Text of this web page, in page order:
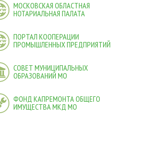
МОСКОВСКАЯ ОБЛАСТНАЯ
НОТАРИАЛЬНАЯ ПАЛАТА
ПОРТАЛ КООПЕРАЦИИ
ПРОМЫШЛЕННЫХ ПРЕДПРИЯТИЙ
СОВЕТ МУНИЦИПАЛЬНЫХ
ОБРАЗОВАНИЙ МО
ФОНД КАПРЕМОНТА ОБЩЕГО
ИМУЩЕСТВА МКД МО